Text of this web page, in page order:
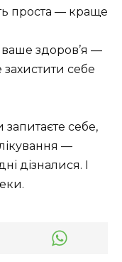
проста — краще
здоров’я —
себе
себе,
—
дізналися. І